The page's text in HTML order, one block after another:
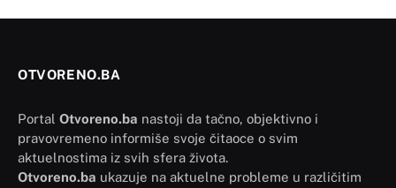
OTVORENO.BA
Portal Otvoreno.ba nastoji da tačno, objektivno i
pravovremeno informiše svoje čitaoce o svim
aktuelnostima iz svih sfera života.
Otvoreno.ba ukazuje na aktuelne probleme u različitim